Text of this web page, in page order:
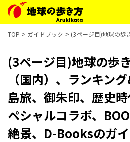
TOP ガイドブック (3ページ目)地球の歩
(3ページ目)地球の歩
（国内）、ランキン
島旅、御朱印、歴史
ペシャルコラボ、
絶景、D-Booksのガ